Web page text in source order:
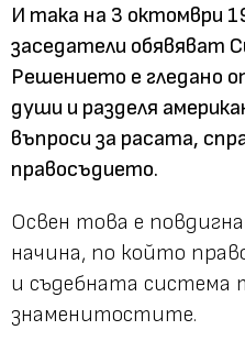
И така на 3 октомври
заседатели обявяват
Решението е гледано
души и разделя
въпроси за расата,
правосъдието.
Освен това е
начина, по който
и съдебната
знаменитостите.